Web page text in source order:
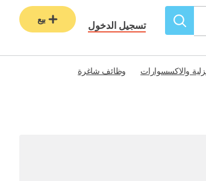
تسجيل الدخول
بيع
والاكسسوارات
وظائف شاغرة